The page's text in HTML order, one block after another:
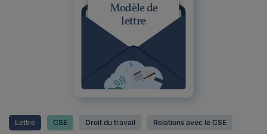
Modèle de
lettre
Lettre CSE Droit du travail Relations avec le CSE